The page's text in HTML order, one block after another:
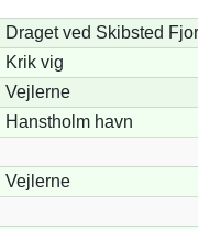
Draget ved Skibsted
Krik vig
Vejlerne
Hanstholm havn
Vejlerne